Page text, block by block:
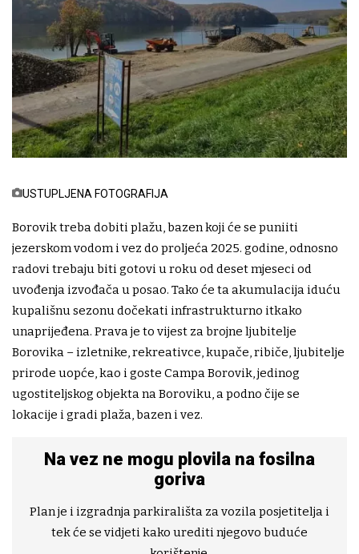
USTUPLJENA FOTOGRAFIJA
Borovik treba dobiti plažu, bazen koji će se puniiti
jezerskom vodom i vez do proljeća 2025. godine, odnosno
radovi trebaju biti gotovi u roku od deset mjeseci od
uvođenja izvođača u posao. Tako će ta akumulacija iduću
kupališnu sezonu dočekati infrastrukturno itkako
unaprijeđena. Prava je to vijest za brojne ljubitelje
Borovika – izletnike, rekreativce, kupače, ribiče, ljubitelje
prirode uopće, kao i goste Campa Borovik, jedinog
ugostiteljskog objekta na Boroviku, a podno čije se
lokacije i gradi plaža, bazen i vez.
Na vez ne mogu plovila na fosilna
goriva
Plan je i izgradnja parkirališta za vozila posjetitelja i
tek će se vidjeti kako urediti njegovo buduće